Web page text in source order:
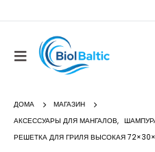
ДОМА
МАГАЗИН
АКСЕССУАРЫ ДЛЯ МАНГАЛОВ,
РЕШЕТКА ДЛЯ ГРИЛЯ ВЫСОКАЯ